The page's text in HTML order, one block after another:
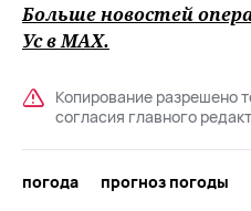
Больше новостей
Ус вMAХ.
Копирование разрешено
согласия главного
погода прогноз погоды